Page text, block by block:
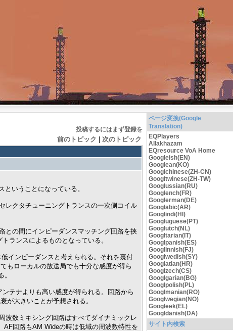
投稿するにはまず登録を
前のトピック 次のトピック
いうことになっている。
レクタチューニングトランスの一次側コイル
との間にインピーダンスマッチング回路を挟
ランスによるものとなっている。
インピーダンスと考えられる。それを裏付
もローカルの放送局でも十分な感度が得ら
テナよりも高い感度が得られる。回路から
が大きいことが予想される。
波数ミキシング回路はすべてダイナミックレ
回路もAM Wideの時は低域の周波数特性を
ページ変換(Google
Translation)
EQPlayers
Allakhazam
EQresource VoA Home
Googleish(EN)
Googlean(KO)
Googlchinese(ZH-CN)
Googltwinese(ZH-TW)
Googlussian(RU)
Googlench(FR)
Googlerman(DE)
Googlabic(AR)
Googlindi(HI)
Googluguese(PT)
Googlutch(NL)
Googltarian(IT)
Googlpanish(ES)
Googlinnish(FJ)
Googlwedish(SY)
Googlatian(HR)
Googlzech(CS)
Googlgarian(BG)
Googlpolish(PL)
Googlmanian(RO)
Googlwegian(NO)
Googleek(EL)
Googldanish(DA)
サイト内検索